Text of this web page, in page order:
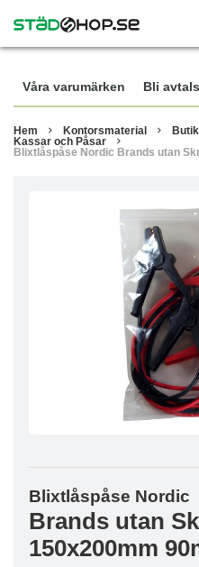
Våra varumärken Bli
Hem Kontorsmaterial
Kassar och Påsar
Blixtlåspåse Nordic Brands utan
Blixtlåspåse Nordic
Brands utan
150x200mm